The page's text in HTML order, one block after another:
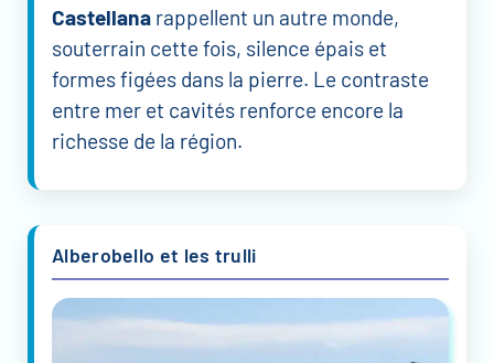
Castellana rappellent un autre monde,
souterrain cette fois, silence épais et
formes figées dans la pierre. Le contraste
entre mer et cavités renforce encore la
richesse de la région.
Alberobello et les trulli